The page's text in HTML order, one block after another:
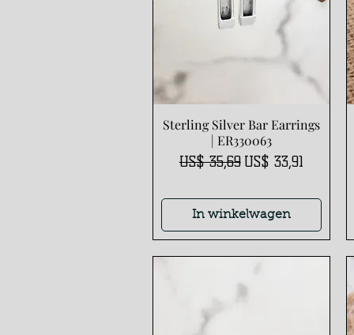
Snel overzicht
Sterling Silver Bar Earrings
| ER330063
Normale prijs
US$ 35,69 Verkoopprijs
US$ 33,91
In winkelwagen